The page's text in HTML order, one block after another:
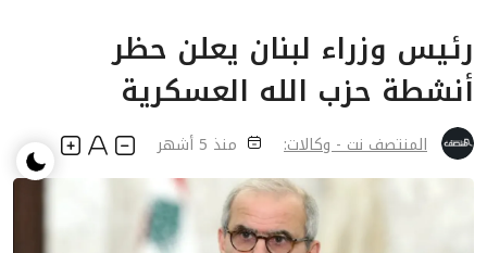
رئيس وزراء لبنان يعلن حظر
أنشطة حزب الله العسكرية
المنتصف نت - وكالات: منذ 5 أشهر